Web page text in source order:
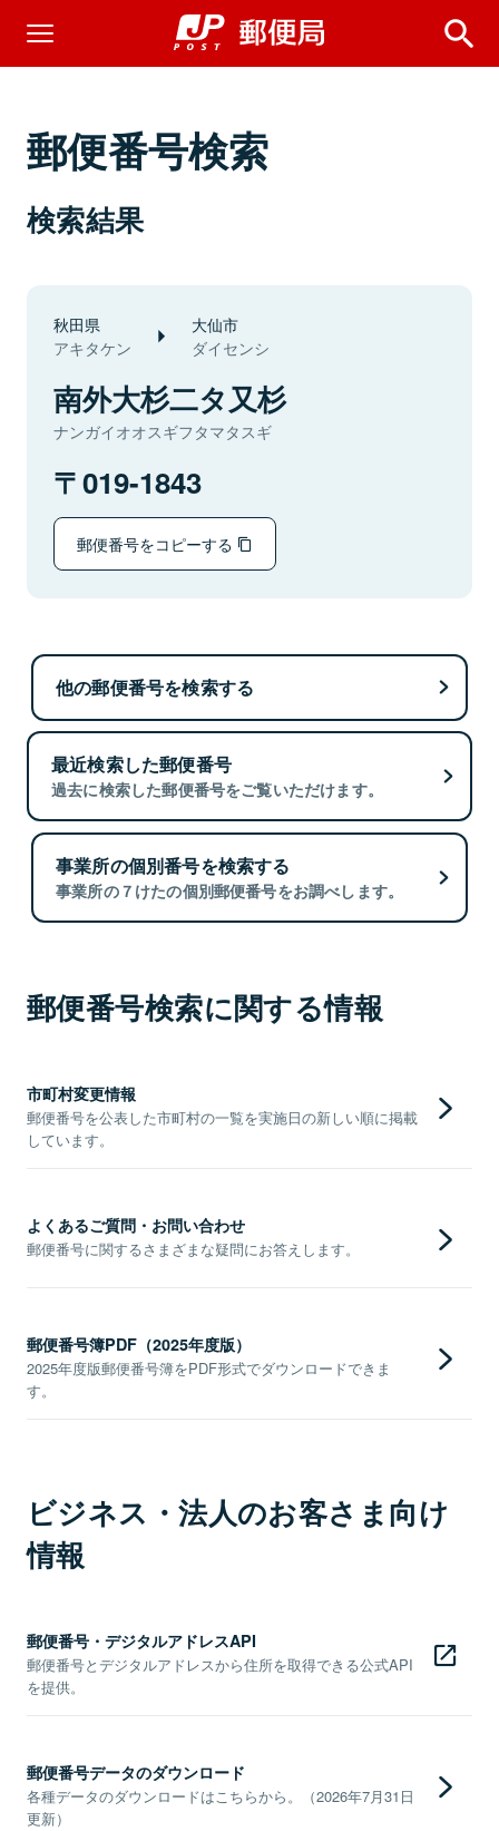
郵便番号検索
検索結果
秋田県
アキタケン
大仙市
ダイセンシ
南外大杉二タ又杉
ナンガイオオスギフタマタスギ
019-1843
郵便番号をコピーする
他の郵便番号を検索する
最近検索した郵便番号
過去に検索した郵便番号をご覧いただけます。
事業所の個別番号を検索する
事業所の７けたの個別郵便番号をお調べします。
郵便番号検索に関する情報
市町村変更情報
郵便番号を公表した市町村の一覧を実施日の新しい順に掲載
しています。
よくあるご質問・お問い合わせ
郵便番号に関するさまざまな疑問にお答えします。
郵便番号簿PDF（2025年度版）
2025年度版郵便番号簿をPDF形式でダウンロードできま
す。
ビジネス・法人のお客さま向け
情報
郵便番号・デジタルアドレスAPI
郵便番号とデジタルアドレスから住所を取得できる公式API
を提供。
郵便番号データのダウンロード
各種データのダウンロードはこちらから。（2026年7月31日
更新）